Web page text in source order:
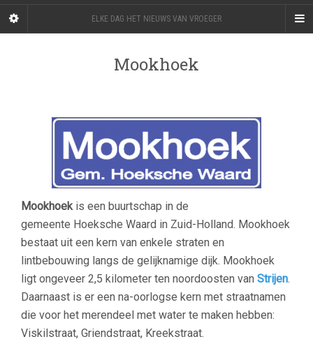
ELKE DAG HET NIEUWS VAN VROEGER
Mookhoek
Mookhoekis een buurtschap in de
gemeente Hoeksche Waard in Zuid-Holland. Mookhoek
bestaat uit een kern van enkele straten en
lintbebouwing langs de gelijknamige dijk. Mookhoek
ligt ongeveer 2,5 kilometer ten noordoosten van Strijen.
Daarnaast is er een na-oorlogse kern met straatnamen
die voor het merendeel met water te maken hebben:
Viskilstraat, Griendstraat, Kreekstraat.